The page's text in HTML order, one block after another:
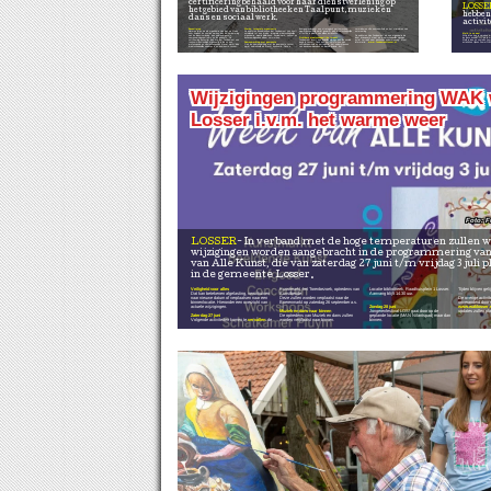
certificering behaald voor haar dienstverlening op
het gebied van bibliotheek en Taalpunt, muziek en
dans en sociaal werk.
Bevestiging
Hiermee laten we als organisatie zien dat we staan voor kwaliteit en continu werken aan de verbetering van de dienstverlening: aan opdrachtgevers, samenwerkingspartners en de inwoners. De certificering bevestigt dan ook dat Fundament een toekomstbestendige organisatie is die op een professionele en samenhangende manier werkt aan maatschappelijke opgaven in de gemeente Losser.
Sterke, integrale organisatie
De auditoren benadrukken dat Fundament zich heeft ontwikkeld tot een brede, integrale maatschappelijke organisatie, waarin bibliotheek, sociaal werk, cultuur en basisvaardigheden elkaar versterken.
Samenwerking met gemeente
Ook de samenwerking met de gemeente Losser wordt nadrukkelijk als kracht benoemd. Deze is
doorgegroeid naar een strategisch partnerschap, waarbij gezamenlijk wordt gewerkt aan maatschappelijke effecten in plaats van alleen activiteiten.
Zichtbare maatschappelijke impact
Fundament levert een duidelijke bijdrage aan de sociale basis in Losser. Denk aan:het versterken van zelfredzaamheid en participatie, het ondersteunen van basisvaardigheden en digitale inclusie, het
verminderen van eenzaamheid en het stimuleren van ontmoeting.
De auditoren zien Fundament als een organisatie die dicht bij inwoners staat en maatschappelijke signalen actief vertaalt naar passende ondersteuning. Meer informatie: www.fundamentlosser.nl
Wijzigingen programmering WAK
Losser i.v.m. het warme weer
LOSSER
wijzigingen worden aangebracht in de programmering
van Alle Kunst, die van zaterdag 27 juni t/m vrijdag 3 juli
in de gemeente Losser.
Veiligheid voor alles
Dat kan betekenen afgelasting, verschuiven
naar nieuwe datum of verplaatsen naar een
binnenlocatie. Hieronder een overzicht van
actuele wijzigingen.
Zaterdag 27 juni
Volgende activiteiten komen tevervallen: de
Kunstmarkt, het Torenbezoek, optredens van
Kunstbende
Deze zullen worden verplaatst naar de
Boerenmarkt op zaterdag 26 september a.s.
—
Muziek en dans naar binnen
De optredens van Muziek en dans zullen
worden verplaatst naar binnen.
Locatie bibliotheek, Raadhuisplein 1 Losser.
Aanvang blijft 14.30 uur.
Zondag 28 juni
Jongerenfestival LOS! gaat door op de
geplande locatie (MAN Nilantspad) maar dan
binnen.
Tijden blijven
—
De overige
onveranderd door
www.waklosser.nl
updates zullen